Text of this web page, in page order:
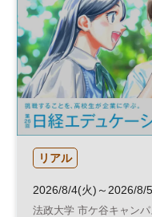
リアル
2026/8/4(火)～2026/8/
法政大学 市ケ谷キャン